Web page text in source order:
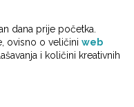
dana prije početka.
ovisno o veličini web
i količini kreativnih